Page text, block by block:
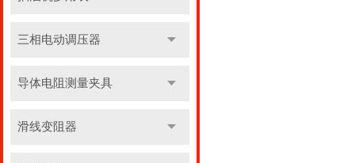
三相电动调压器
导体电阻测量夹具
滑线变阻器